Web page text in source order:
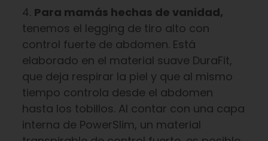
4. Para mamás hechas de vanidad,
tenemos el legging de tiro alto con
control fuerte de abdomen. Está
elaborado en el material suave DuraFit,
que deja respirar la piel y que al mismo
tiempo controla desde el abdomen
hasta los tobillos. Al contar con una capa
interna de PowerSlim, un material